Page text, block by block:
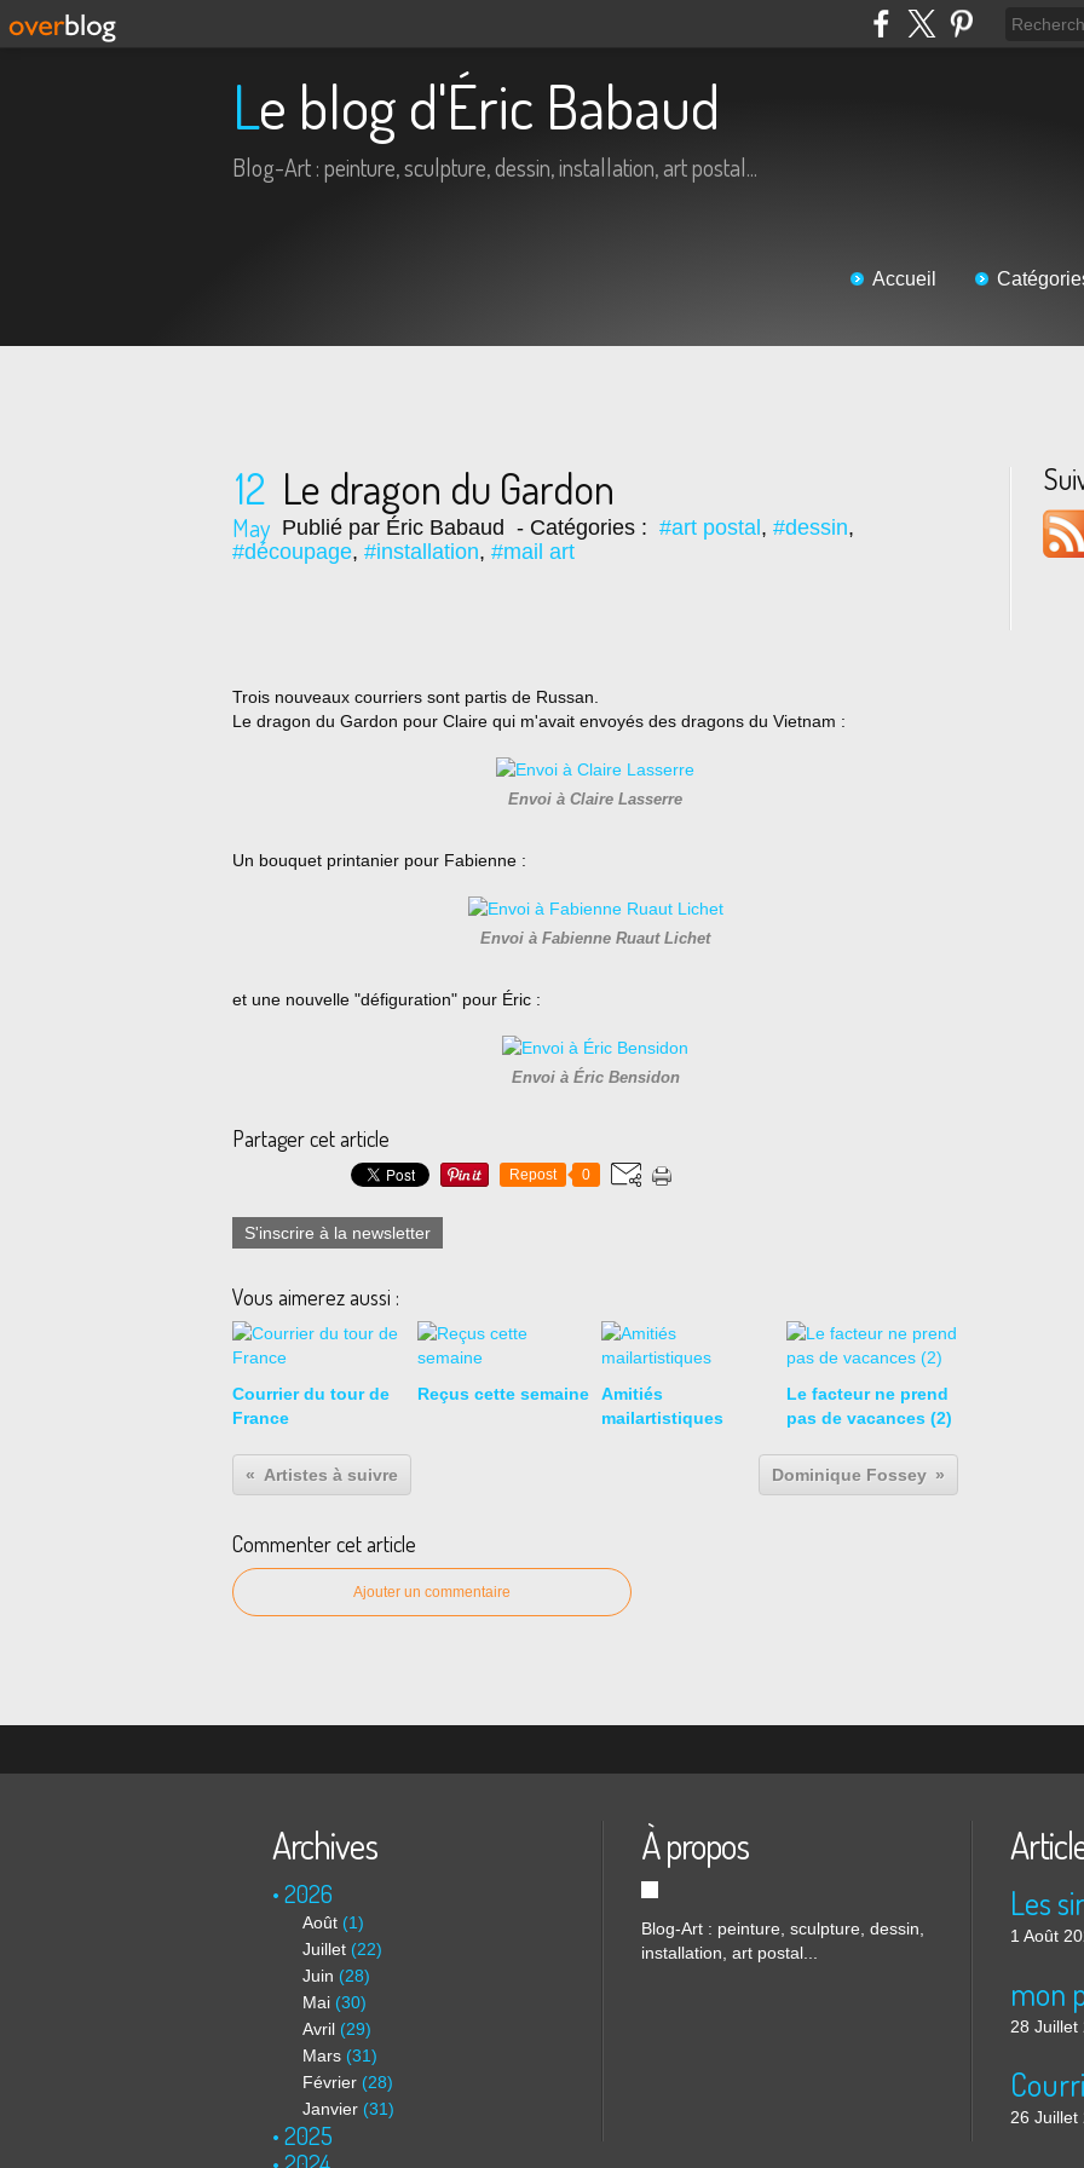
Le blog d'Éric Babaud
Blog-Art : peinture, sculpture, dessin, installation, art postal...
Accueil
12
May
Le dragon du Gardon
Publié par Éric Babaud - Catégories : #art postal , #dessin,
#découpage, #installation, #mail art
Trois nouveaux courriers sont partis de Russan.
Le dragon du Gardon pour Claire qui m'avait envoyés des dragons du Vietnam :
Envoi à Claire Lasserre
Un bouquet printanier pour Fabienne :
Envoi à Fabienne Ruaut Lichet
et une nouvelle "défiguration" pour Éric :
Envoi à Éric Bensidon
Partager cet article
Repost 0
S'inscrire à la newsletter
Vous aimerez aussi :
Courrier du tour de
France
Reçus cette semaine
Amitiés
mailartistiques
Le facteur ne prend
pas de vacances (2)
Artistes à suivre Dominique Fossey
Commenter cet article
Ajouter un commentaire
Archives
2026
Août (1)
Juillet (22)
Juin (28)
Mai (30)
Avril (29)
Mars (31)
Février (28)
Janvier (31)
2025
À propos
Blog-Art : peinture, sculpture, dessin,
installation, art postal...
1 Août
mon
28 Juillet
26 Juillet